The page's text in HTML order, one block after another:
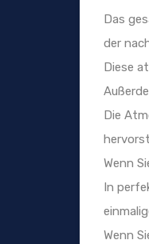
Das
der
Diese
Die
Wenn
In
Wenn